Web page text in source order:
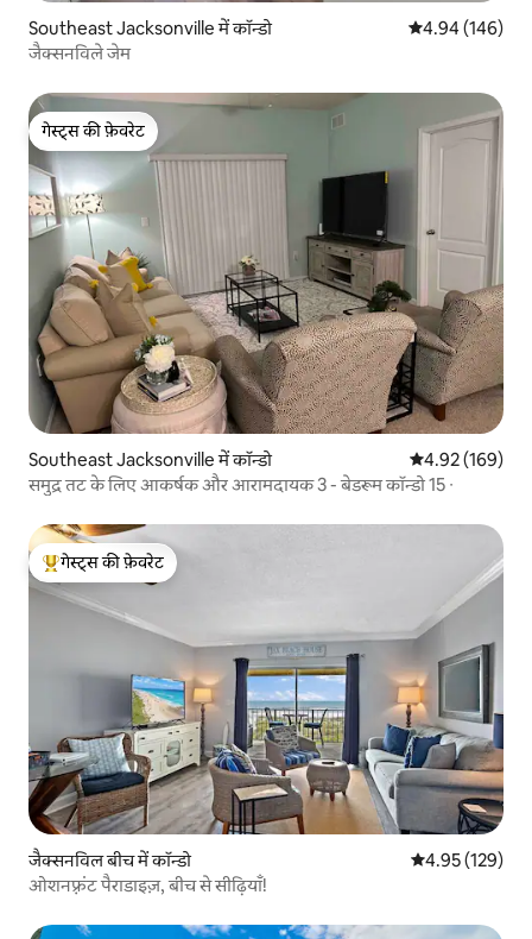
Southeast Jacksonville में कॉन्डो औसत रेटिंग 5 में से
4.94 (146)
जैक्सनविले जेम
गेस्ट्स की फ़ेवरेट
गेस्ट्स की फ़ेवरेट
Southeast Jacksonville में कॉन्डो औसत रेटिंग 5 में से
4.92 (169)
समुद्र तट के लिए आकर्षक और आरामदायक 3 - बेडरूम कॉन्डो 15 ∙
गेस्ट्स का टॉप फ़ेवरेट
गेस्ट्स की फ़ेवरेट
जैक्सनविल बीच में कॉन्डो औसत रेटिंग 5 में से
4.95 (129)
ओशनफ़्रंट पैराडाइज़, बीच से सीढ़ियाँ!